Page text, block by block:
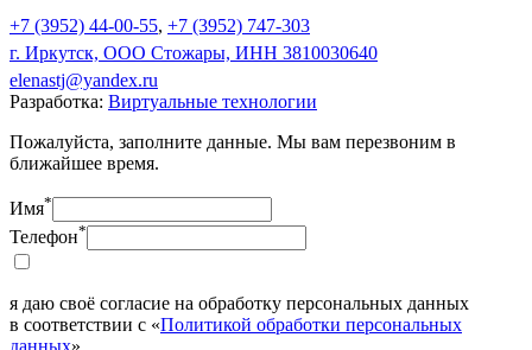
+7 (3952) 44-00-55, +7 (3952) 747-303
г. Иркутск, ООО Стожары, ИНН 3810030640
elenastj@yandex.ru
Разработка: Виртуальные технологии
Пожалуйста, заполните данные. Мы вам перезвоним в
ближайшее время.
Имя*
Телефон*
я даю своё согласие на обработку персональных данных
в соответствии с «Политикой обработки персональных